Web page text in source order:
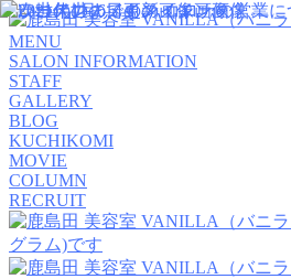
MENU
SALON INFORMATION
STAFF
GALLERY
BLOG
KUCHIKOMI
MOVIE
COLUMN
RECRUIT